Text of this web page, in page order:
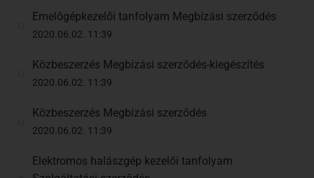
Emelőgépkezelői tanfolyam Megbízási szerződés
2020.06.02. 11:39
Közbeszerzés Megbízási szerződés-kiegészítés
2020.06.02. 11:39
Közbeszerzés Megbízási szerződés
2020.06.02. 11:39
Elektromos halászgép kezelői tanfolyam